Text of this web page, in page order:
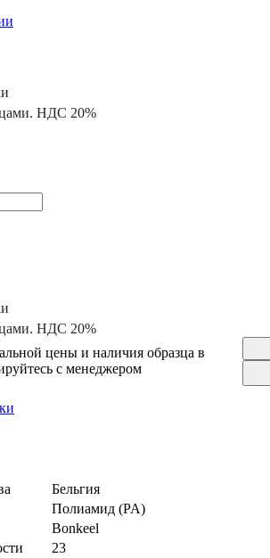
НДС 20%
НДС 20%
цены и наличия образца в
с менеджером
Бельгия
Полиамид (PA)
Bonkeel
23